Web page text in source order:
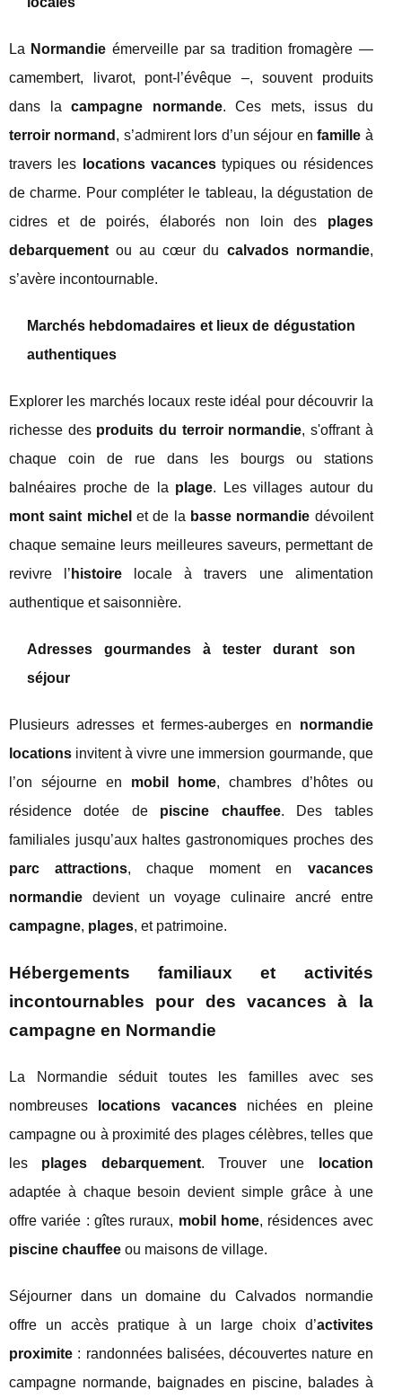
La Normandie émerveille par sa tradition fromagère —
camembert, livarot, pont-l’évêque –, souvent produits
dans lacampagne normande. Ces mets, issus du
terroir normand , s’admirent lors d’un séjour enfamille à
travers les
locations vacancestypiques ou résidences
de charme. Pour compléter le tableau, la dégustation de
cidres et de poirés, élaborés non loin des plages
debarquement ou au cœur du calvados normandie,
s’avère incontournable.
Marchés hebdomadaires et lieux de dégustation
authentiques
Explorer les marchés locaux reste idéal pour découvrir la
richesse des produits du terroir normandie, s'offrant à
chaque coin de rue dans les bourgs ou stations
balnéaires proche de la plage. Les villages autour du
mont saint michel et de la basse normandie dévoilent
chaque semaine leurs meilleures saveurs, permettant de
revivre l’ histoire locale à travers une alimentation
authentique et saisonnière.
Adresses gourmandes à tester durant son
séjour
Plusieurs adresses et fermes-auberges en normandie
locations invitent à vivre une immersion gourmande, que
l’on séjourne en mobil home, chambres d’hôtes ou
résidence dotée de piscine chauffee. Des tables
familiales jusqu’aux haltes gastronomiques proches des
parc attractions, chaque moment en vacances
normandie devient un voyage culinaire ancré entre
campagne, plages, et patrimoine.
Hébergements familiaux et activités
incontournables pour des vacances à la
campagne en Normandie
La Normandie séduit toutes les familles avec ses
nombreuses
locations vacancesnichées en pleine
campagne ou à proximité des plages célèbres, telles que
les plages debarquement. Trouver une
location
adaptée à chaque besoin devient simple grâce à une
offre variée : gîtes ruraux, mobil home, résidences avec
piscine chauffee ou maisons de village.
Séjourner dans un domaine du Calvados normandie
offre un accès pratique à un large choix d’activites
proximite : randonnées balisées, découvertes nature en
campagne normande, baignades en piscine, balades à